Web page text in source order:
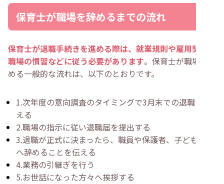
保育士が職場を辞めるまでの流れ
保育士が退職手続きを進める際は、就業規則や雇用契約、
職場の慣習などに従う必要があります。保育士が職場を辞
める一般的な流れは、以下のとおりです。
1.次年度の意向調査のタイミングで3月末での退職を伝
える
2.職場の指示に従い退職届を提出する
3.退職が正式に決まったら、職員や保護者、子どもたち
へ辞めることを伝える
4.業務の引継ぎを行う
5.お世話になった方々へ挨拶する